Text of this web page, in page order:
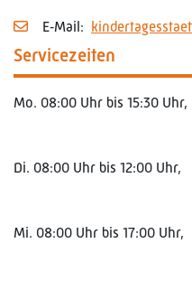
E‑Mail:
Servicezeiten
Mo. 08:00 Uhr bis 15:30 Uhr,
Di. 08:00 Uhr bis 12:00 Uhr,
Mi. 08:00 Uhr bis 17:00 Uhr,